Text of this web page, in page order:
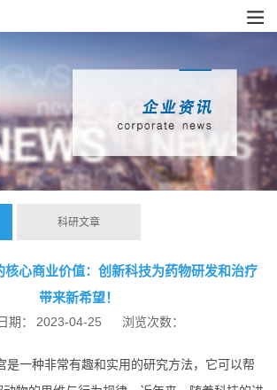
科研文章
核心商业价值：创新科技为药物研发和治疗
带来新希望！
期： 2023-04-25 浏览次数：
是一种非常有趣和实用的研究方法，它可以帮